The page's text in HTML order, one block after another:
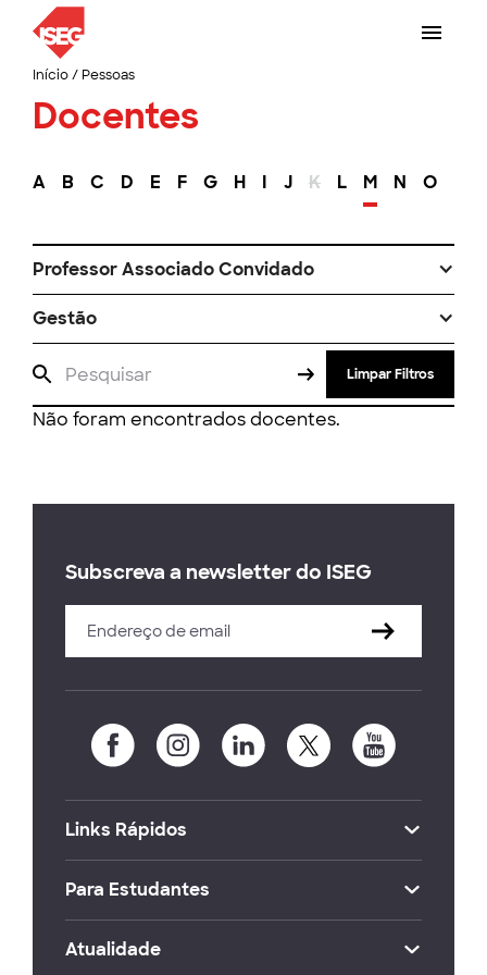
Início/ Pessoas
Docentes
A B C D E F G H I J K L M N O
Professor Associado Convidado
Gestão
Limpar Filtros
Não foram encontrados docentes.
Subscreva a newsletter do ISEG
Links Rápidos
Para Estudantes
Atualidade